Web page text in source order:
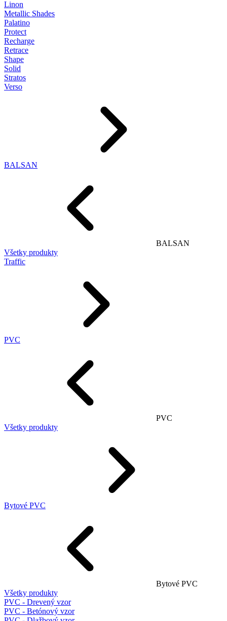
Linon
Metallic Shades
Palatino
Protect
Recharge
Retrace
Shape
Solid
Stratos
Verso
BALSAN
BALSAN
Všetky produkty
Traffic
PVC
PVC
Všetky produkty
Bytové PVC
Bytové PVC
Všetky produkty
PVC - Drevený vzor
PVC - Betónový vzor